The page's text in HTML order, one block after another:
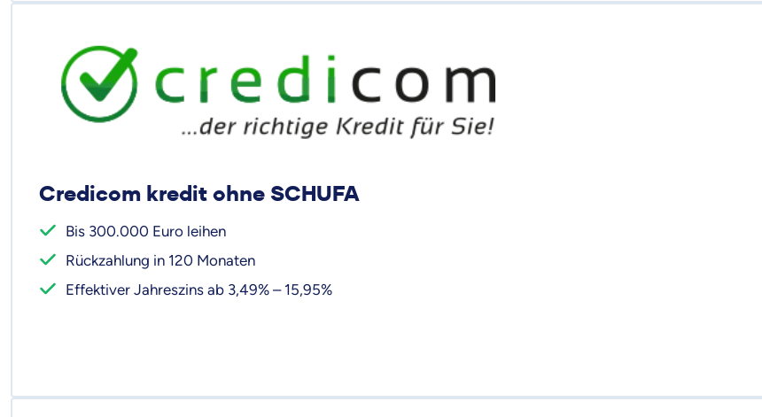
Credicom kredit ohne SCHUFA
Bis 300.000 Euro leihen
Rückzahlung in 120 Monaten
Effektiver Jahreszins ab 3,49% – 15,95%